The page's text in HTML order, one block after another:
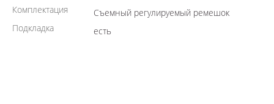
Комплектация
Съемный регулируемый ремешок
Подкладка
есть